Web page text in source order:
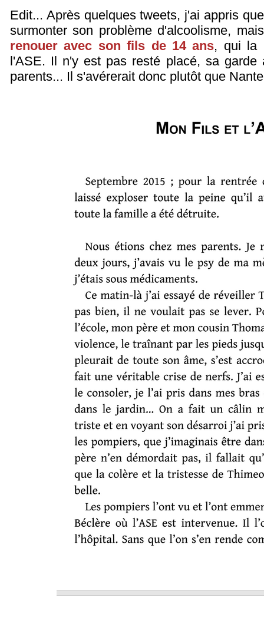
Edit... Après quelques tweets, j'ai appris
surmonter son problème d'alcoolisme,
renouer avec son fils de 14 ans, qui la
l'ASE. Il n'y est pas resté placé, sa garde
parents... Il s'avérerait donc plutôt que